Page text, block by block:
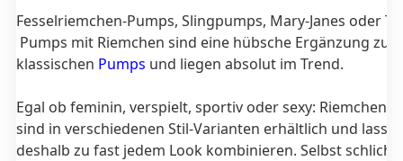
Fesselriemchen-Pumps, Slingpumps, Mary-Janes oder T-
Pumps mit Riemchen sind eine hübsche Ergänzung zu
klassischen Pumps und liegen absolut im Trend.
Egal ob feminin, verspielt, sportiv oder sexy:
sind in verschiedenen Stil-Varianten erhältlich und
deshalb zu fast jedem Look kombinieren. Selbst